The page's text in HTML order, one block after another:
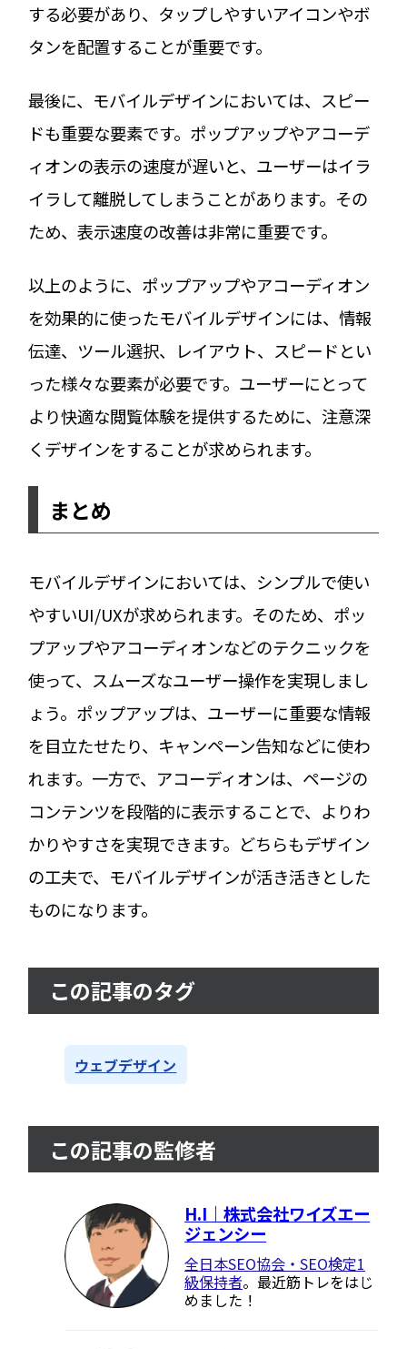
する必要があり、タップしやすいアイコンやボ
タンを配置することが重要です。
最後に、モバイルデザインにおいては、スピー
ドも重要な要素です。ポップアップやアコーデ
ィオンの表示の速度が遅いと、ユーザーはイラ
イラして離脱してしまうことがあります。その
ため、表示速度の改善は非常に重要です。
以上のように、ポップアップやアコーディオン
を効果的に使ったモバイルデザインには、情報
伝達、ツール選択、レイアウト、スピードとい
った様々な要素が必要です。ユーザーにとって
より快適な閲覧体験を提供するために、注意深
くデザインをすることが求められます。
まとめ
モバイルデザインにおいては、シンプルで使い
やすいUI/UXが求められます。そのため、ポッ
プアップやアコーディオンなどのテクニックを
使って、スムーズなユーザー操作を実現しまし
ょう。ポップアップは、ユーザーに重要な情報
を目立たせたり、キャンペーン告知などに使わ
れます。一方で、アコーディオンは、ページの
コンテンツを段階的に表示することで、よりわ
かりやすさを実現できます。どちらもデザイン
の工夫で、モバイルデザインが活き活きとした
ものになります。
この記事のタグ
ウェブデザイン
この記事の監修者
H.I｜株式会社ワイズエー
ジェンシー
全日本SEO協会・SEO検定1
級保持者。最近筋トレをはじ
めました！